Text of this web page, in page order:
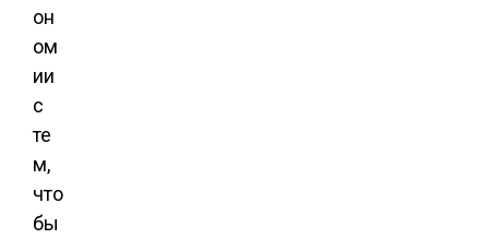
он
ом
ии
с
те
м,
что
бы